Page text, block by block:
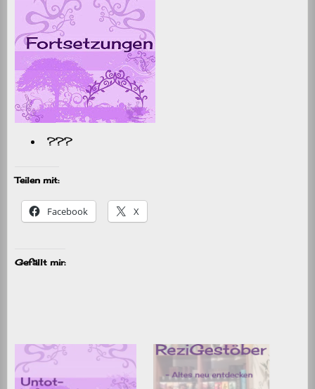
???
Teilen mit:
Facebook X
Gefällt mir: